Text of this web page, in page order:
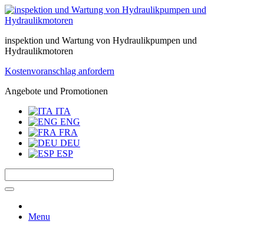
inspektion und Wartung von Hydraulikpumpen und
Hydraulikmotoren
Kostenvoranschlag anfordern
Angebote und Promotionen
ITA
ENG
FRA
DEU
ESP
Menu